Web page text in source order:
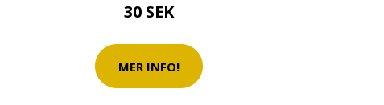
30 SEK
MER INFO!